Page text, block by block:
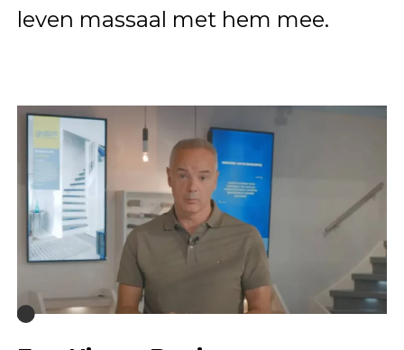
leven massaal met hem mee.